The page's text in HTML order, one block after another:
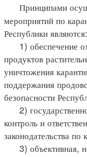
Принципами
мероприятий по
Республики являются:
1) обеспечение
продуктов
уничтожения
поддержания
безопасности
2)
контроль и
законодательства по
3) объективная,